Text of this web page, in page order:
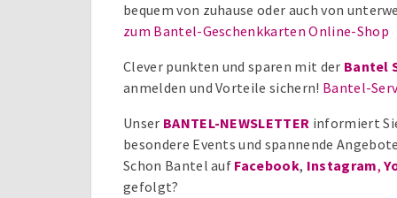
bequem von zuhause oder auch von
zum Bantel-Geschenkkarten Online-Shop
Clever punkten und sparen mit der Bantel
anmelden und Vorteile sichern! Bantel-
Unser BANTEL-NEWSLETTER informiert
besondere Events und spannende
Schon Bantel auf Facebook, Instagram,
gefolgt?